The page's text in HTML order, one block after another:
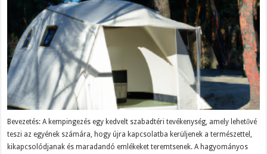
Bevezetés: A kempingezés egy kedvelt szabadtéri tevékenység, amely lehetővé
teszi az egyének számára, hogy újra kapcsolatba kerüljenek a természettel,
kikapcsolódjanak és maradandó emlékeket teremtsenek. A hagyományos